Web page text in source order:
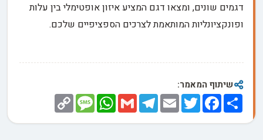
דגמים שונים, ומצאו דגם המציע איזון אופטימלי בין עלות
ופונקציונליות המותאמת לצרכים הספציפיים שלכם.
שיתוף המאמר:
Share
Facebook
Twitter
Email
Telegram
Gmail
WhatsApp
Message
Copy
Link